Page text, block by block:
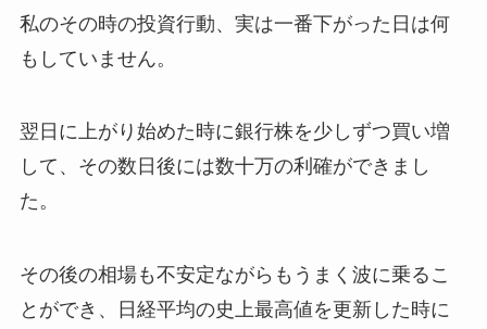
私のその時の投資行動、実は一番下がった日は何
もしていません。
翌日に上がり始めた時に銀行株を少しずつ買い増
して、その数日後には数十万の利確ができまし
た。
その後の相場も不安定ながらもうまく波に乗るこ
とができ、日経平均の史上最高値を更新した時に